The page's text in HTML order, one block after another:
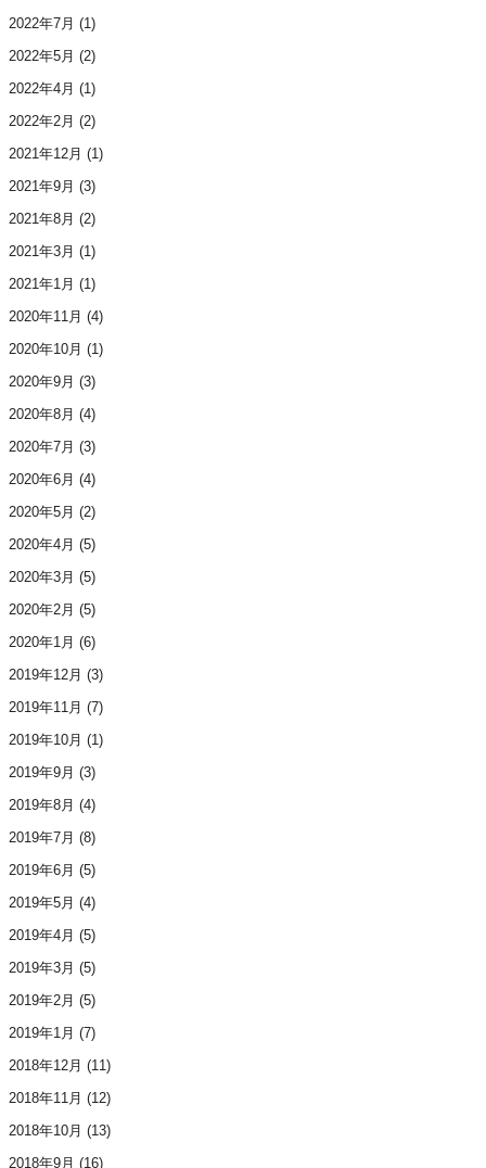
2022年7月 (1)
2022年5月 (2)
2022年4月 (1)
2022年2月 (2)
2021年12月 (1)
2021年9月 (3)
2021年8月 (2)
2021年3月 (1)
2021年1月 (1)
2020年11月 (4)
2020年10月 (1)
2020年9月 (3)
2020年8月 (4)
2020年7月 (3)
2020年6月 (4)
2020年5月 (2)
2020年4月 (5)
2020年3月 (5)
2020年2月 (5)
2020年1月 (6)
2019年12月 (3)
2019年11月 (7)
2019年10月 (1)
2019年9月 (3)
2019年8月 (4)
2019年7月 (8)
2019年6月 (5)
2019年5月 (4)
2019年4月 (5)
2019年3月 (5)
2019年2月 (5)
2019年1月 (7)
2018年12月 (11)
2018年11月 (12)
2018年10月 (13)
2018年9月 (16)